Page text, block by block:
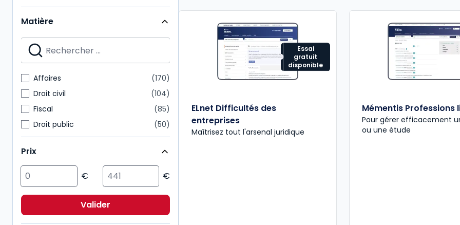
Dossiers pratiques
12
Précis
11
Autres brochés
10
Codes Dalloz Professionnels
Matière
Affaires
170
Droit civil
104
Fiscal
85
Droit public
50
Multimatières
38
Social
38
International
27
Immobilier
25
Patrimoine
18
Prix
Valider
Essai
gratuit
disponible
ELnet Difficultés des
entreprises
Maîtrisez tout l'arsenal juridique
Mémentis Professions
Pour gérer efficacement
ou une étude